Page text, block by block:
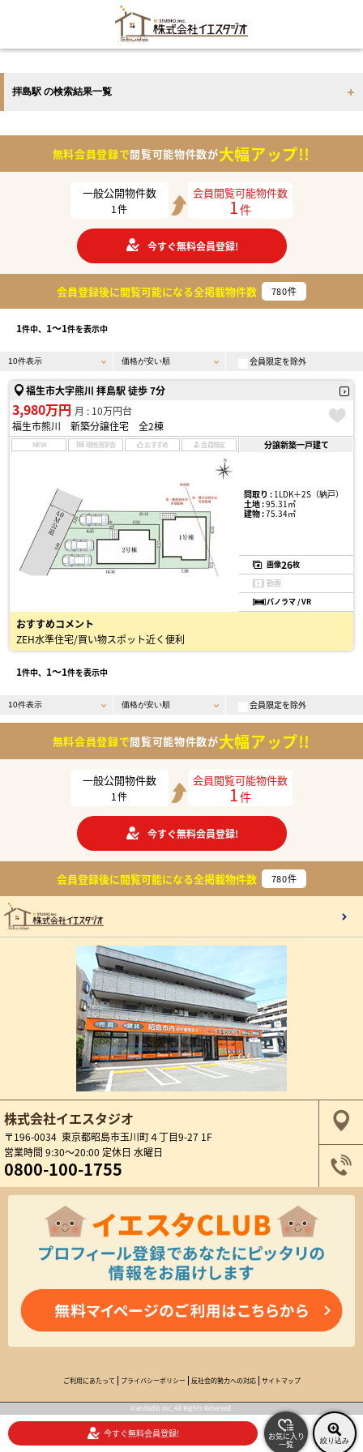
拝島駅 の検索結果一覧
無料会員登録で閲覧可能物件数が大幅アップ!!
一般公開物件数
1件
会員閲覧可能物件数
1件
今すぐ無料会員登録!
会員登録後に閲覧可能になる全掲載物件数 780件
1件中、 1〜1件を表示中
会員限定を除外
福生市大字熊川 拝島駅 徒歩 7分
3,980万円 月 : 10万円台
福生市熊川 新築分譲住宅 全2棟
NEW 現地見学会 おすすめ 会員限定 分譲新築一戸建て
間取り :1LDK＋2S（納戸）
土地 :95.31㎡
建物 :75.34㎡
画像26枚
動画
パノラマ / VR
おすすめコメント
ZEH水準住宅/買い物スポット近く便利
1件中、 1〜1件を表示中
会員限定を除外
無料会員登録で閲覧可能物件数が大幅アップ!!
一般公開物件数
1件
会員閲覧可能物件数
1件
今すぐ無料会員登録!
会員登録後に閲覧可能になる全掲載物件数 780件
株式会社イエスタジオ
〒196-0034 東京都昭島市玉川町４丁目9-27 1F
営業時間 9:30～20:00 定休日 水曜日
0800-100-1755
ご利用にあたって プライバシーポリシー 反社会的勢力への対応 サイトマップ
©iestudio inc, All Rights Reserved.
今すぐ無料会員登録! お気に入り
一覧 絞り込み